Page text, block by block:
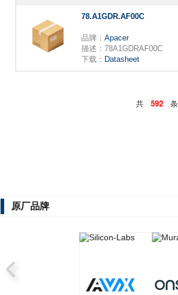
78.A1GDR.AF00C
品牌： Apacer
描述： 78A1GDRAF00C
下载： Datasheet
共 592 条
原厂品牌